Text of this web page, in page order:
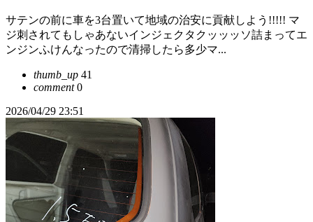
サテンの前に車を3台置いて地域の治安に貢献しよう!!!!! マ
ジ刺されてもしゃあないインジェクタクッッッソ詰まってエ
ンジンふけんなったので清掃したら多少マ...
thumb_up 41
comment0
2026/04/29 23:51